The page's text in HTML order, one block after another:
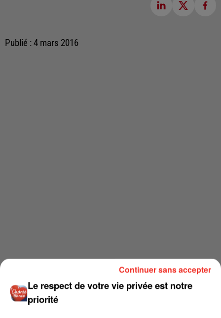
Publié : 4 mars 2016
Le respect de votre vie privée est notre
priorité
Continuer sans accepter